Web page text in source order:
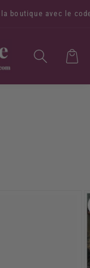
avec le code
Panier